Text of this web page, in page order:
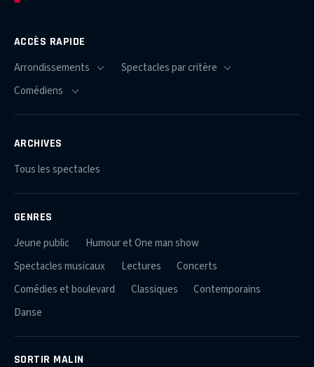
ACCÈS RAPIDE
ARCHIVES
Tous les spectacles
GENRES
Jeune public
Humour et One man show
Spectacles musicaux
Lectures
Concerts
Comédies et boulevard
Classiques
Contemporains
Danse
SORTIR MALIN